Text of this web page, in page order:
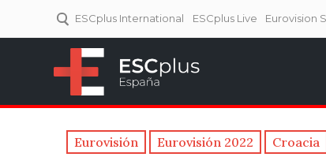
ESCplus International ESCplus Live Eurovision
Eurovisión Eurovisión 2022 Croacia